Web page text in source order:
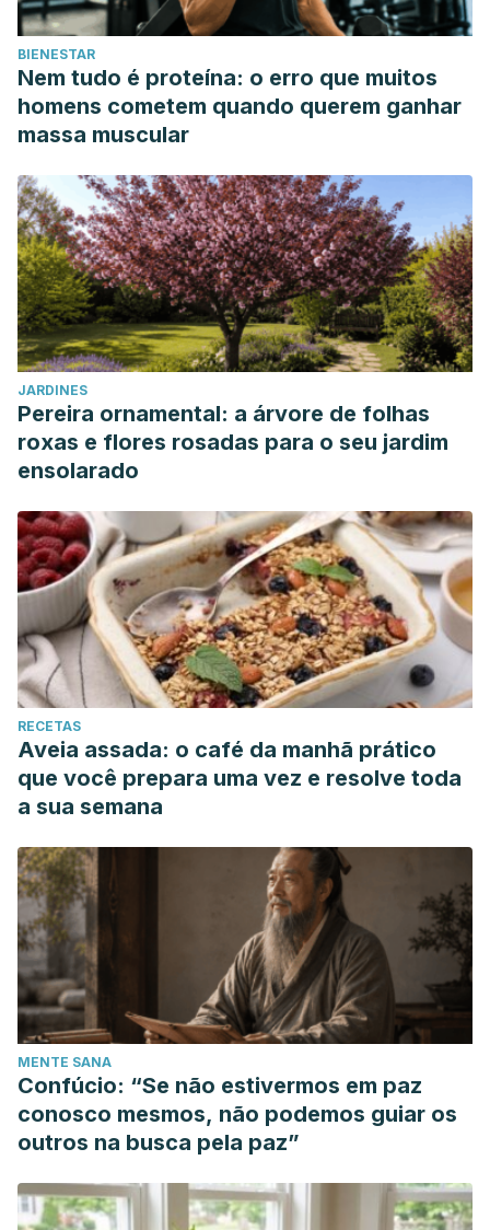
BIENESTAR
Nem tudo é proteína: o erro que muitos
homens cometem quando querem ganhar
massa muscular
JARDINES
Pereira ornamental: a árvore de folhas
roxas e flores rosadas para o seu jardim
ensolarado
RECETAS
Aveia assada: o café da manhã prático
que você prepara uma vez e resolve toda
a sua semana
MENTE SANA
Confúcio: “Se não estivermos em paz
conosco mesmos, não podemos guiar os
outros na busca pela paz”